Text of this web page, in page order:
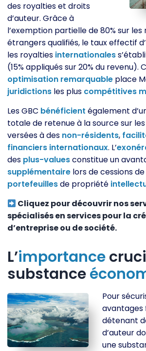
des royalties et droits
d’auteur. Grâce à
l’exemption partielle de 80% sur les
étrangers qualifiés, le taux effectif d’
les royalties internationales
(15% appliqués sur 20% du revenu).
optimisation remarquable place
juridictions les plus compétitives
Les GBC bénéficient également
totale de retenue à la source sur les
versées à des non-résidents,
financiers internationaux. L’
des plus-valuesconstitue un
supplémentaire lors de cessions
portefeuillesde propriété
Cliquez pour découvrir nos
spécialisés en services pour la
d’entreprise ou de société.
L’importance
substance
Pour
avantages
détenant
d’auteur
une